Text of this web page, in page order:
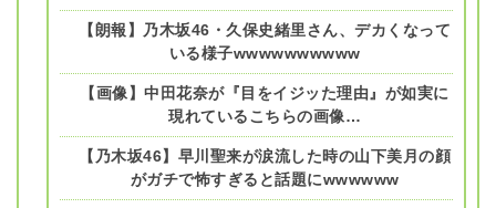
【朗報】乃木坂46・久保史緒里さん、デカくなって
いる様子wwwwwwwwww
【画像】中田花奈が『目をイジッた理由』が如実に
現れているこちらの画像…
【乃木坂46】早川聖来が涙流した時の山下美月の顔
がガチで怖すぎると話題にwwwwww